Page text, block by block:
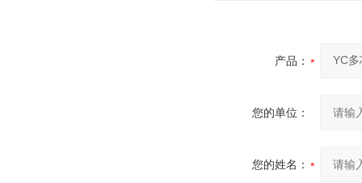
产品：
您的单位：
您的姓名：